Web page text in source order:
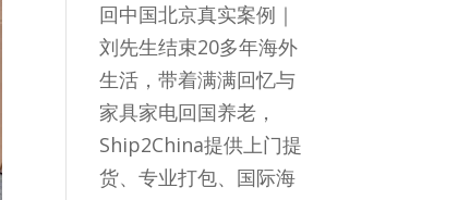
回中国北京真实案例｜
刘先生结束20多年海外
生活，带着满满回忆与
家具家电回国养老，
Ship2China提供上门提
货、专业打包、国际海